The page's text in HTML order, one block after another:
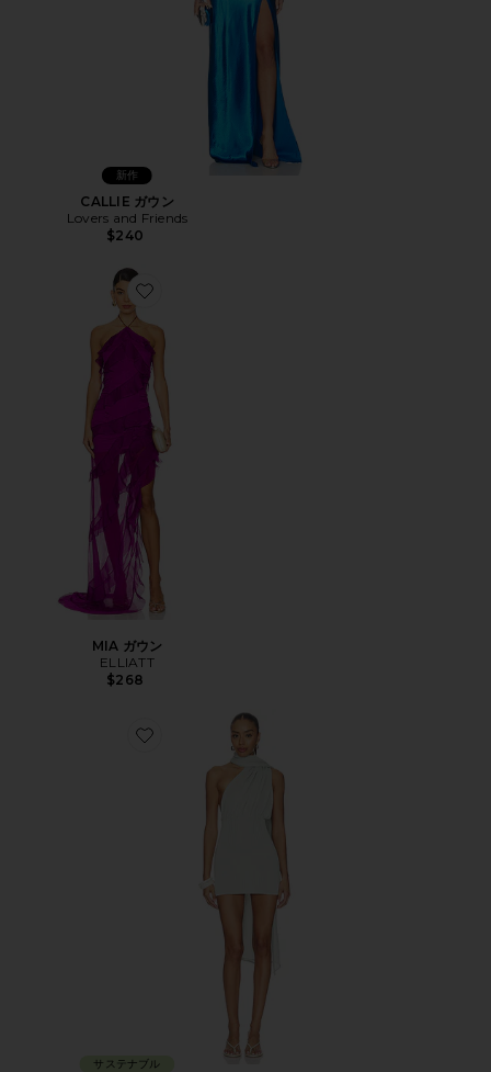
新作
CALLIE ガウン
Lovers and Friends
$240
Favorite MIA ガウン
MIA ガウン
ELLIATT
$268
Favorite THEA ミニドレス
サステナブル